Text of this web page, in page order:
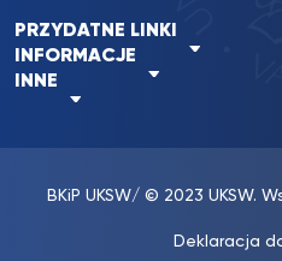
PRZYDATNE LINKI
INFORMACJE
INNE
BKiP UKSW/ © 2023 UKSW.
Deklaracja